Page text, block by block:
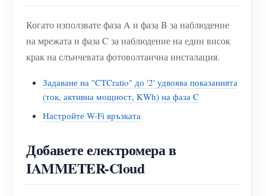
Когато използвате фаза A и фаза B за наблюдение
на мрежата и фаза C за наблюдение на един висок
крак на слънчевата фотоволтаична инсталация.
Задаване на "CTCratio" до '2' удвоява показанията
(ток, активна мощност, KWh) на фаза C
Настройте W-Fi връзката
Добавете електромера в
IAMMETER-Cloud